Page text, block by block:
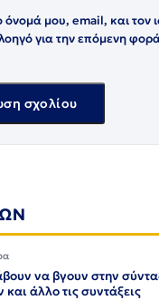
μου, email, και τον
για την επόμενη
να βγουν στην
άλλο τις συντάξεις